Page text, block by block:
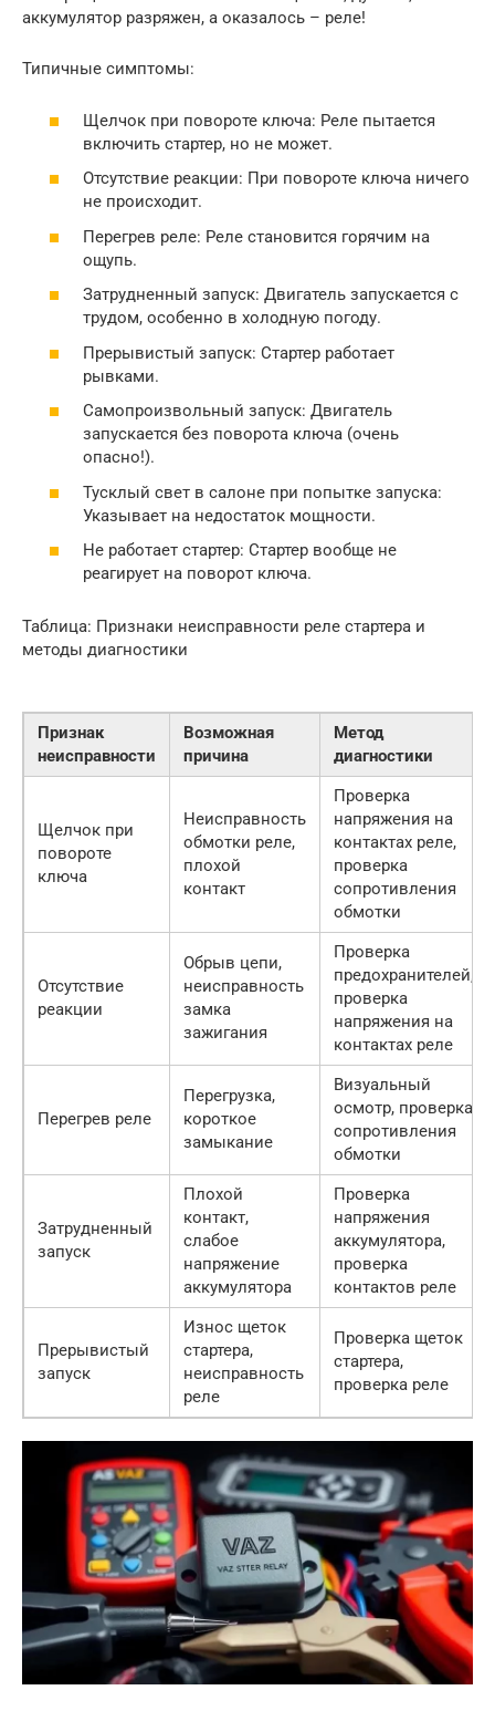
аккумулятор разряжен, а оказалось – реле!
Типичные симптомы:
Щелчок при повороте ключа: Реле пытается
включить стартер, но не может.
Отсутствие реакции: При повороте ключа ничего
не происходит.
Перегрев реле: Реле становится горячим на
ощупь.
Затрудненный запуск: Двигатель запускается с
трудом, особенно в холодную погоду.
Прерывистый запуск: Стартер работает
рывками.
Самопроизвольный запуск: Двигатель
запускается без поворота ключа (очень
опасно!).
Тусклый свет в салоне при попытке запуска:
Указывает на недостаток мощности.
Не работает стартер: Стартер вообще не
реагирует на поворот ключа.
Таблица: Признаки неисправности реле стартера и
методы диагностики
Признак
неисправности
Возможная
причина
Метод
диагностики
Щелчок при
повороте
ключа
Неисправность
обмотки реле,
плохой
контакт
Проверка
напряжения на
контактах реле,
проверка
сопротивления
обмотки
Отсутствие
реакции
Обрыв цепи,
неисправность
замка
зажигания
Проверка
предохранителей,
проверка
напряжения на
контактах реле
Перегрев реле
Перегрузка,
короткое
замыкание
Визуальный
осмотр, проверка
сопротивления
обмотки
Затрудненный
запуск
Плохой
контакт,
слабое
напряжение
аккумулятора
Проверка
напряжения
аккумулятора,
проверка
контактов реле
Прерывистый
запуск
Износ щеток
стартера,
неисправность
реле
Проверка щеток
стартера,
проверка реле